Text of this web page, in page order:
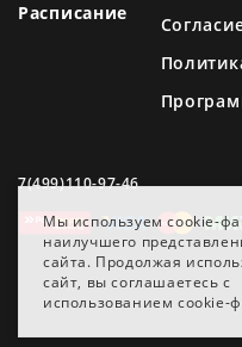
Мы используем cookie-
наилучшего
сайта. Продолжая
сайт, вы соглашаетесь с
использованием cookie-
Расписание
7(499)110-97-46